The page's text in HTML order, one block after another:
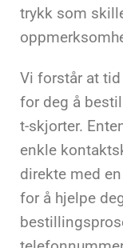
trykk som
Vi forstår at
for deg å
t-skjorter.
enkle
direkte med
for å hjelpe